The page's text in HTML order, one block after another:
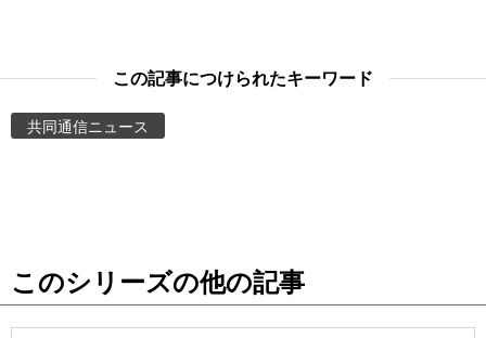
Images
People
公式SNS
この記事につけられたキーワード
共同通信ニュース
このシリーズの他の記事